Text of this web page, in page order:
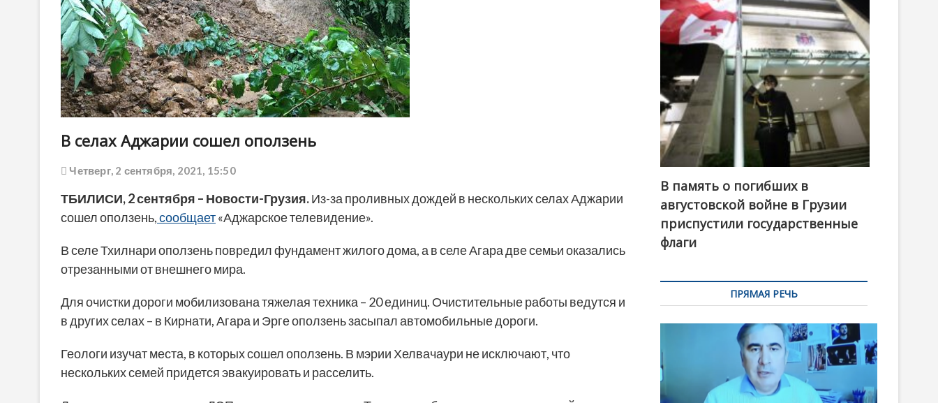
o
n
В селах Аджарии сошел оползень
Четверг, 2 сентября, 2021, 15:50
ТБИЛИСИ,2 сентября – Новости-Грузия.Из-за проливных дождей в нескольких селах Аджарии
сошел оползень,сообщает«Аджарское телевидение».
В селе Тхилнари оползень повредил фундамент жилого дома, а в селе Агара две семьи оказались
отрезанными от внешнего мира.
Для очистки дороги мобилизована тяжелая техника – 20 единиц. Очистительные работы ведутся и
в других селах – в Кирнати, Агара и Эрге оползень засыпал автомобильные дороги.
Геологи изучат места, в которых сошел оползень. В мэрии Хелвачаури не исключают, что
нескольких семей придется эвакуировать и расселить.
В память о погибших в
августовской войне в Грузии
приспустили государственные
флаги
ПРЯМАЯ РЕЧЬ